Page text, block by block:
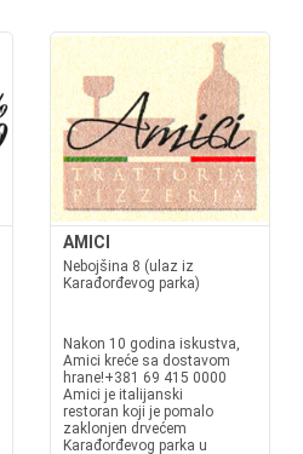
AMICI
Nebojšina 8 (ulaz iz
Karađorđevog parka)
Nakon 10 godina iskustva,
Amici kreće sa dostavom
hrane!+381 69 415 0000
Amici je italijanski
restoran koji je pomalo
zaklonjen drvećem
Karađorđevog parka u